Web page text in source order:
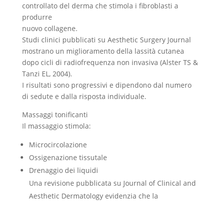
controllato del derma che stimola i fibroblasti a
produrre
nuovo collagene.
Studi clinici pubblicati su Aesthetic Surgery Journal
mostrano un miglioramento della lassità cutanea
dopo cicli di radiofrequenza non invasiva (Alster TS &
Tanzi EL, 2004).
I risultati sono progressivi e dipendono dal numero
di sedute e dalla risposta individuale.
Massaggi tonificanti
Il massaggio stimola:
Microcircolazione
Ossigenazione tissutale
Drenaggio dei liquidi
Una revisione pubblicata su Journal of Clinical and
Aesthetic Dermatology evidenzia che la